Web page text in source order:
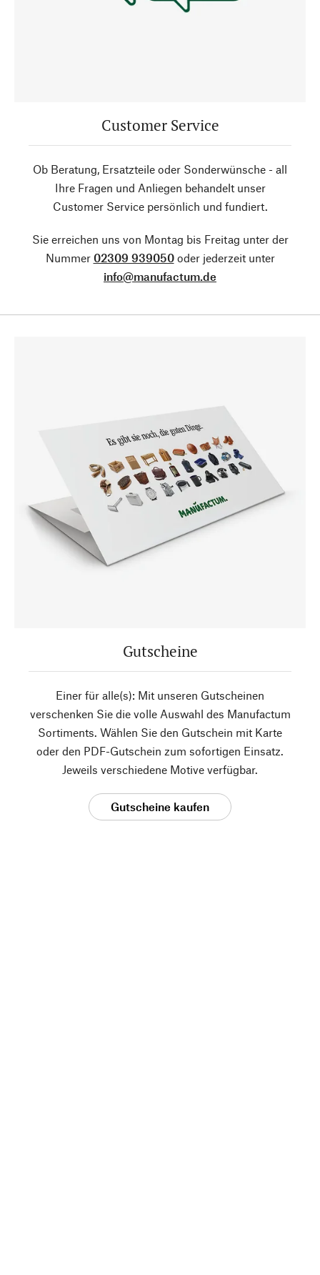
Customer Service
Ob Beratung, Ersatzteile oder Sonderwünsche - all
Ihre Fragen und Anliegen behandelt unser
Customer Service persönlich und fundiert.
Sie erreichen uns von Montag bis Freitag unter der
Nummer 02309 939050oder jederzeit unter
info@manufactum.de
Gutscheine
Einer für alle(s): Mit unseren Gutscheinen
verschenken Sie die volle Auswahl des Manufactum
Sortiments. Wählen Sie den Gutschein mit Karte
oder den PDF-Gutschein zum sofortigen Einsatz.
Jeweils verschiedene Motive verfügbar.
Gutscheine kaufen